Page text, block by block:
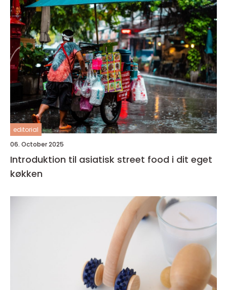
editorial
06. October 2025
Introduktion til asiatisk street food i dit eget
køkken